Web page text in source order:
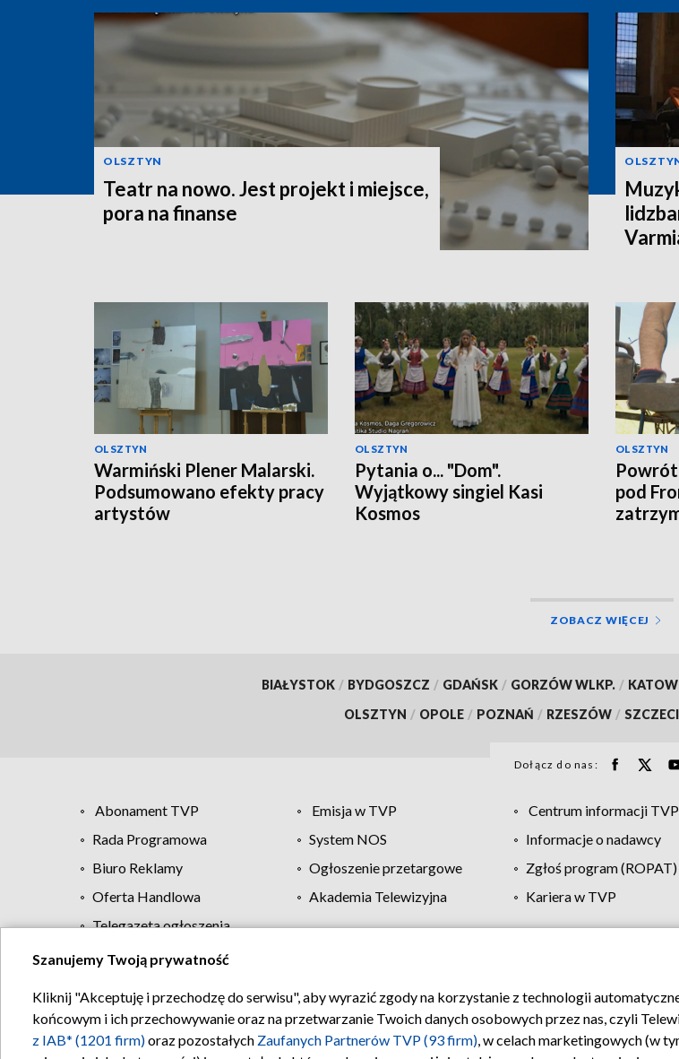
OLSZTYN
Teatr na nowo. Jest projekt i miejsce,
pora na finanse
OLSZTYN
Warmiński Plener Malarski.
Podsumowano efekty pracy
artystów
OLSZTYN
Pytania o... "Dom".
Wyjątkowy singiel Kasi
Kosmos
OLSZTYN
Powrót
pod
ZOBACZ WIĘCEJ
BIAŁYSTOK / BYDGOSZCZ / GDAŃSK / GORZÓW WLKP. /
OLSZTYN / OPOLE / POZNAŃ / RZESZÓW /
Dołącz do nas:
Abonament TVP Emisja w TVP Centrum informacji TVP
Rada Programowa
System NOS Informacje o nadawcy
Biuro Reklamy
Ogłoszenie przetargowe Zgłoś program (ROPAT)
Oferta Handlowa
Akademia Telewizyjna Kariera w TVP
Telegazeta ogłoszenia
Regulamin TVP Polityka prywatności Moje zgody
Szanujemy Twoją prywatność
Kliknij "Akceptuję i przechodzę do serwisu", aby wyrazić zgody na korzystanie z technologii
końcowym i ich przechowywanie oraz na przetwarzanie Twoich danych osobowych przez nas, czyli
z IAB* (1201 firm)oraz pozostałych Zaufanych Partnerów TVP (93 firm), w celach marketingowych (w